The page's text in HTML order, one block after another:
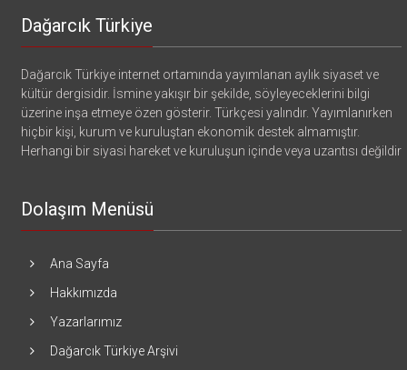
Dağarcık Türkiye
Dağarcık Türkiye internet ortamında yayımlanan aylık siyaset ve
kültür dergisidir. İsmine yakışır bir şekilde, söyleyeceklerini bilgi
üzerine inşa etmeye özen gösterir. Türkçesi yalındır. Yayımlanırken
hiçbir kişi, kurum ve kuruluştan ekonomik destek almamıştır.
Herhangi bir siyasi hareket ve kuruluşun içinde veya uzantısı değildir
Dolaşım Menüsü
Ana Sayfa
Hakkımızda
Yazarlarımız
Dağarcık Türkiye Arşivi